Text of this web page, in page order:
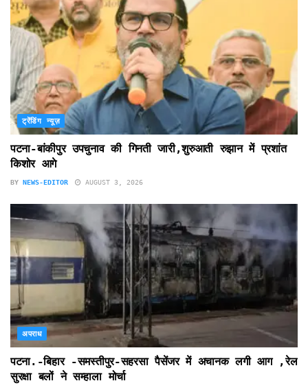
ट्रेंडिंग न्यूज़
पटना-बांकीपुर उपचुनाव की गिनती जारी,शुरुआती रुझान में प्रशांत
किशोर आगे
BY NEWS-EDITOR AUGUST 3, 2026
अपराध
पटना.-बिहार -समस्तीपुर-सहरसा पैसेंजर में अचानक लगी आग ,रेल
सुरक्षा बलों ने सम्हाला मोर्चा